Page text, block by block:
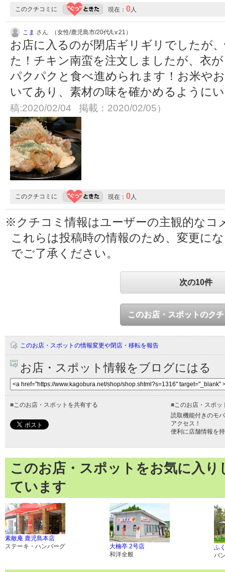
このクチコミに 現在： 0人
こま さん （女性/鹿児島市/20代/Lv.21）
お店に入るのが閉店ギリギリでしたが
た！チキン南蛮を注文しましたが、衣
パクパクと食べ進められます！お米や
いてあり、素材の味を確かめるように
稿:2020/02/04 掲載：2020/02/05）
このクチコミに 現在： 0人
※クチコミ情報はユーザーの主観的なコ
これらは投稿時の情報のため、変更に
でご了承ください。
次の10件
このお店・スポットのク
このお店・スポットの情報変更や閉店・移転を報告
お店・スポット情報をブログにはる
■このお店・スポットを共有する ■このお店・スポッ
読取機能付きのモ
アクセス！
便利に店舗情報を
このお店・スポットをお気に入
ています
素敵庵 鹿児島本店
ステーキ・ハンバーグ
大楠亭 2号店
和洋全般
ふ
パ